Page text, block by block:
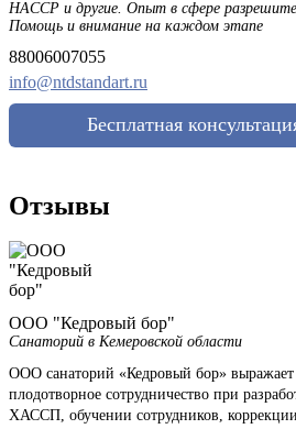
HACCP и другие. Опыт в сфере
Помощь и внимание на каждом этапе
88006007055
info@ntdstandart.ru
Бесплатная
Отзывы
ООО "Кедровый бор"
Санаторий в Кемеровской области
ООО санаторий «Кедровый бор» выражает
плодотворное сотрудничество при
ХАССП, обучении сотрудников,